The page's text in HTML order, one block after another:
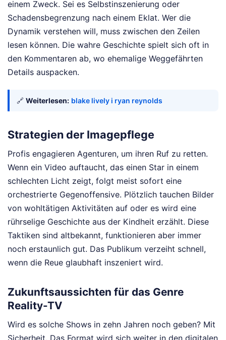
einem Zweck. Sei es Selbstinszenierung oder
Schadensbegrenzung nach einem Eklat. Wer die
Dynamik verstehen will, muss zwischen den Zeilen
lesen können. Die wahre Geschichte spielt sich oft in
den Kommentaren ab, wo ehemalige Weggefährten
Details auspacken.
🔗 Weiterlesen: blake lively i ryan reynolds
Strategien der Imagepflege
Profis engagieren Agenturen, um ihren Ruf zu retten.
Wenn ein Video auftaucht, das einen Star in einem
schlechten Licht zeigt, folgt meist sofort eine
orchestrierte Gegenoffensive. Plötzlich tauchen Bilder
von wohltätigen Aktivitäten auf oder es wird eine
rührselige Geschichte aus der Kindheit erzählt. Diese
Taktiken sind altbekannt, funktionieren aber immer
noch erstaunlich gut. Das Publikum verzeiht schnell,
wenn die Reue glaubhaft inszeniert wird.
Zukunftsaussichten für das Genre
Reality-TV
Wird es solche Shows in zehn Jahren noch geben? Mit
Sicherheit. Das Format wird sich weiter in den digitalen